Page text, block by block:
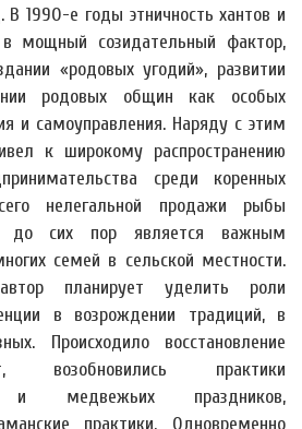
В 1990-е годы этничность хантов и
в мощный созидательный фактор,
«родовых угодий», развитии
родовых общин как особых
и самоуправления. Наряду с этим
к широкому распространению
среди коренных
нелегальной продажи рыбы
до сих пор является важным
семей в сельской местности.
планирует уделить роли
в возрождении традиций, в
Происходило восстановление
возобновились практики
и медвежьих праздников,
практики. Одновременно